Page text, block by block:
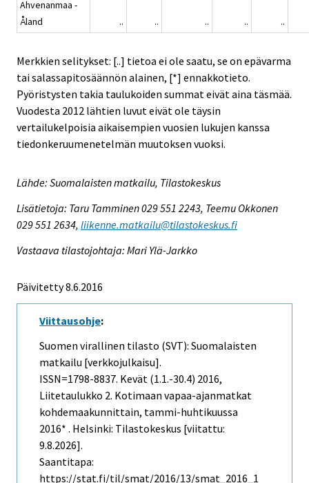
Ahvenanmaa -
Åland
.. .. .. .. ..
Merkkien selitykset: [..] tietoa ei ole saatu, se on epävarma
tai salassapitosäännön alainen, [*] ennakkotieto.
Pyöristysten takia taulukoiden summat eivät aina täsmää.
Vuodesta 2012 lähtien luvut eivät ole täysin
vertailukelpoisia aikaisempien vuosien lukujen kanssa
tiedonkeruumenetelmän muutoksen vuoksi.
Lähde: Suomalaisten matkailu, Tilastokeskus
Lisätietoja: Taru Tamminen 029 551 2243, Teemu Okkonen
029 551 2634, liikenne.matkailu@tilastokeskus.fi
Vastaava tilastojohtaja: Mari Ylä-Jarkko
Päivitetty 8.6.2016
Viittausohje:
Suomen virallinen tilasto (SVT): Suomalaisten
matkailu [verkkojulkaisu].
ISSN=1798-8837. Kevät (1.1.-30.4) 2016,
Liitetaulukko 2. Kotimaan vapaa-ajanmatkat
kohdemaakunnittain, tammi-huhtikuussa
2016* . Helsinki: Tilastokeskus [viitattu:
9.8.2026].
Saantitapa:
https://stat.fi/til/smat/2016/13/smat_2016_1